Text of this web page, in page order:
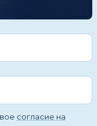
согласие на